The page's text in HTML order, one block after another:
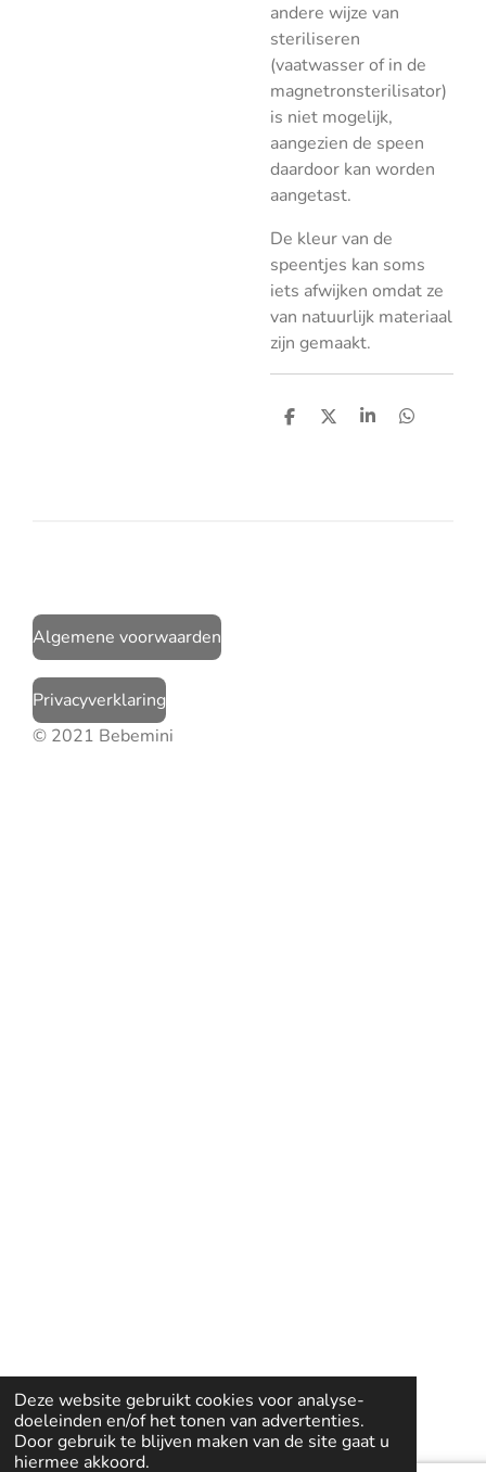
Deze website gebruikt cookies voor analyse-
doeleinden en/of het tonen van advertenties.
Door gebruik te blijven maken van de site gaat u
hiermee akkoord.
andere wijze van
steriliseren
(vaatwasser of in de
magnetronsterilisator)
is niet mogelijk,
aangezien de speen
daardoor kan worden
aangetast.
De kleur van de
speentjes kan soms
iets afwijken omdat ze
van natuurlijk materiaal
zijn gemaakt.
D
D
S
D
Algemene voorwaarden
Privacyverklaring
© 2021 Bebemini